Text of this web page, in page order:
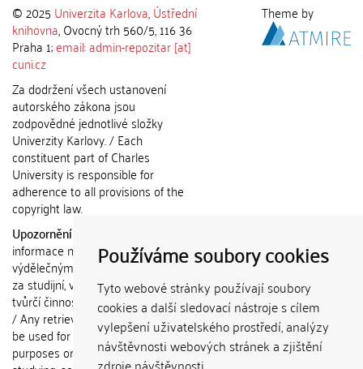
Používáme soubory cookies
Tyto webové stránky používají soubory
cookies a další sledovací nástroje s cílem
vylepšení uživatelského prostředí, analýzy
návštěvnosti webových stránek a zjištění
© 2025 Univerzita Karlova,Ústřední
knihovna, Ovocný trh 560/5, 116 36
Praha 1;email: admin-repozitar [at]
cuni.cz
Za dodržení všech ustanovení
autorského zákona jsou
zodpovědné jednotlivé složky
Univerzity Karlovy. / Each
constituent part of Charles
University is responsible for
adherence to all provisions of the
copyright law.
Upozornění / Notice:
informace nemohou být použity k
výdělečným účelům nebo vydávány
za studijní, vědeckou nebo jinou
tvůrčí činnost jiné osoby než autora.
/ Any retrieved information shall not
be used for any commercial
purposes or claimed as results of
Theme by